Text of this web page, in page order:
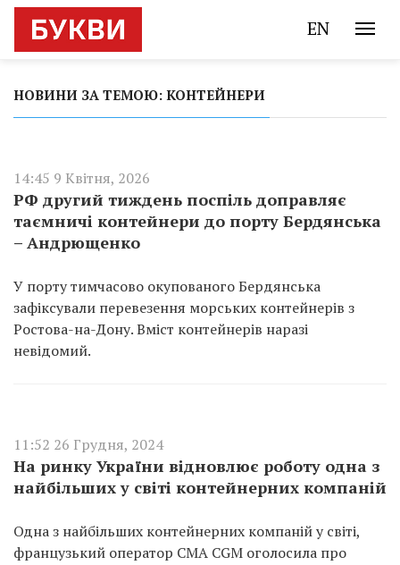
EN
НОВИНИ ЗА ТЕМОЮ: КОНТЕЙНЕРИ
14:45 9 Квітня, 2026
РФ другий тиждень поспіль доправляє
таємничі контейнери до порту Бердянська
– Андрющенко
У порту тимчасово окупованого Бердянська
зафіксували перевезення морських контейнерів з
Ростова-на-Дону. Вміст контейнерів наразі
невідомий.
11:52 26 Грудня, 2024
На ринку України відновлює роботу одна з
найбільших у світі контейнерних компаній
Одна з найбільших контейнерних компаній у світі,
французький оператор CMA CGM оголосила про